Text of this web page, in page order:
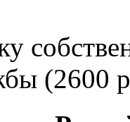
(2600